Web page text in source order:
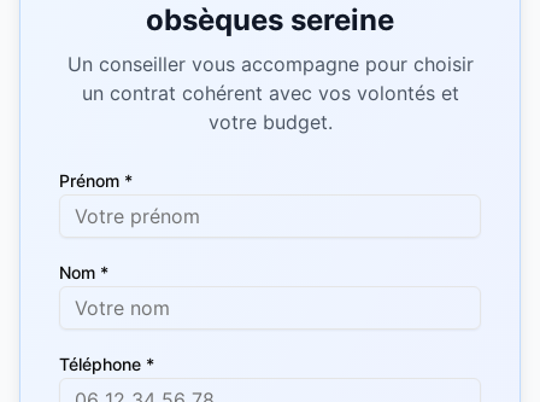
obsèques sereine
Un conseiller vous accompagne pour choisir
un contrat cohérent avec vos volontés et
votre budget.
Prénom *
Nom *
Téléphone *